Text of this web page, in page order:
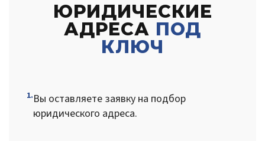
ЮРИДИЧЕСКИЕ
АДРЕСА ПОД
КЛЮЧ
1.Вы оставляете заявку на подбор
юридического адреса.